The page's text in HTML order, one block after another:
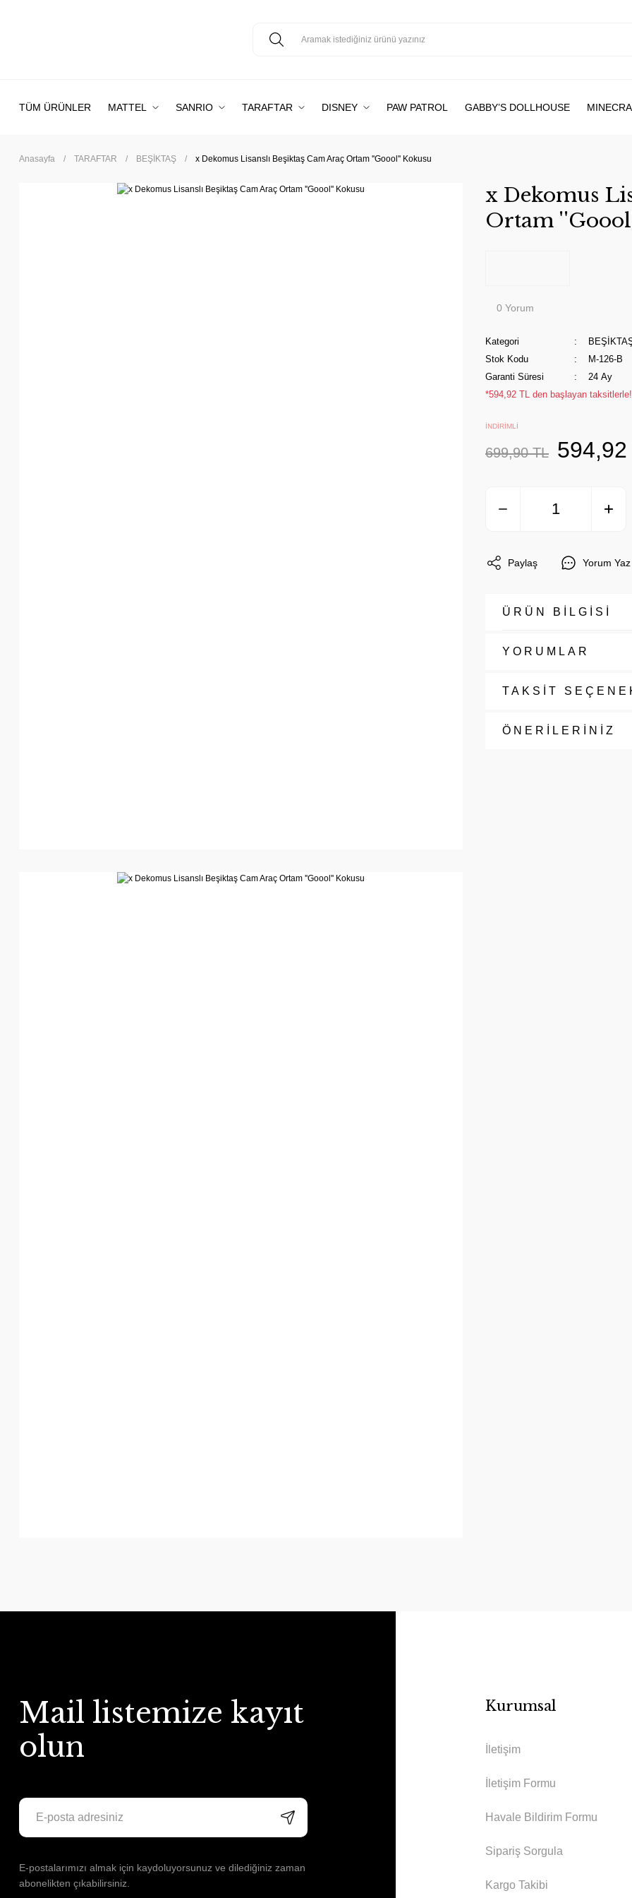
TÜM ÜRÜNLER MATTEL SANRIO TARAFTAR DISNEY PAW PATROL GABBY’S DOLLHOUSE
Anasayfa TARAFTAR BEŞİKTAŞ x Dekomus Lisanslı Beşiktaş Cam Araç Ortam ''Goool'' Kokusu
x Dekomus
Ortam
0 Yorum
Kategori
Stok Kodu
M-126-B
Garanti Süresi
24 Ay
*594,92 TL den başlayan taksitlerle!
İNDİRİMLİ
699,90 TL 594,92
Paylaş Yorum Yaz
ÜRÜN BİLGİSİ
YORUMLAR
TAKSİT
ÖNERİLERİNİZ
Mail listemize kayıt
olun
E-postalarımızı almak için kaydoluyorsunuz ve dilediğiniz zaman
abonelikten çıkabilirsiniz.
Kurumsal
İletişim
İletişim Formu
Havale Bildirim Formu
Sipariş Sorgula
Kargo Takibi